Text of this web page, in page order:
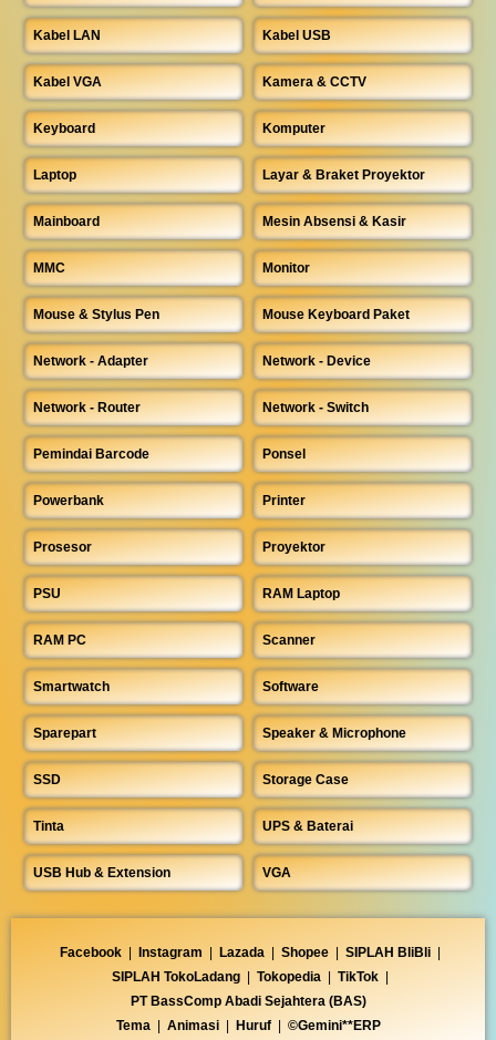
Kabel LAN Kabel USB
Kabel VGA Kamera & CCTV
Keyboard Komputer
Laptop Layar & Braket Proyektor
Mainboard Mesin Absensi & Kasir
MMC Monitor
Mouse & Stylus Pen Mouse Keyboard Paket
Network - Adapter Network - Device
Network - Router Network - Switch
Pemindai Barcode Ponsel
Powerbank Printer
Prosesor Proyektor
PSU RAM Laptop
RAM PC Scanner
Smartwatch Software
Sparepart Speaker & Microphone
SSD Storage Case
Tinta UPS & Baterai
USB Hub & Extension VGA
Facebook | Instagram | Lazada | Shopee | SIPLAH BliBli |
SIPLAH TokoLadang | Tokopedia | TikTok |
PT BassComp Abadi Sejahtera (BAS)
Tema | Animasi | Huruf | ©Gemini**ERP